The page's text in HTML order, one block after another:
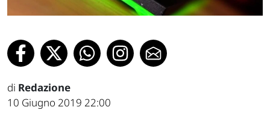
di Redazione
10 Giugno 2019 22:00